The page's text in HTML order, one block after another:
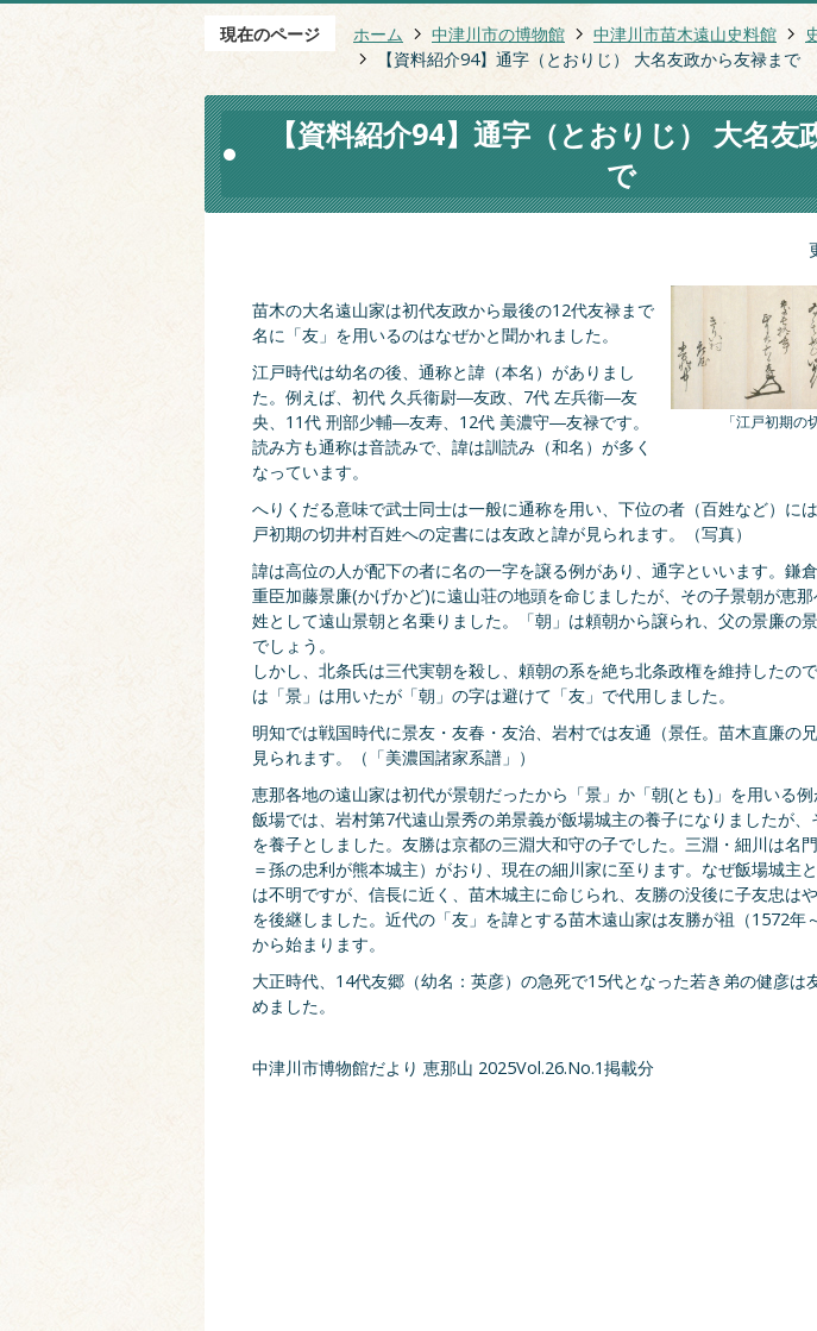
現在のページ ホーム 中津川市の博物館 中津川市苗木遠山史料館
【資料紹介94】通字（とおりじ） 大名友政から友禄まで
【資料紹介94】通字（とおりじ） 大名友
で
「江戸初期の
苗木の大名遠山家は初代友政から最後の12代友禄まで
名に「友」を用いるのはなぜかと聞かれました。
江戸時代は幼名の後、通称と諱（本名）がありまし
た。例えば、初代 久兵衞尉―友政、7代 左兵衞―友
央、11代 刑部少輔―友寿、12代 美濃守―友禄です。
読み方も通称は音読みで、諱は訓読み（和名）が多く
なっています。
へりくだる意味で武士同士は一般に通称を用い、下位の者（百姓など）に
戸初期の切井村百姓への定書には友政と諱が見られます。（写真）
諱は高位の人が配下の者に名の一字を譲る例があり、通字といいます。鎌
重臣加藤景廉(かげかど)に遠山荘の地頭を命じましたが、その子景朝が恵
姓として遠山景朝と名乗りました。「朝」は頼朝から譲られ、父の景廉の
でしょう。
しかし、北条氏は三代実朝を殺し、頼朝の系を絶ち北条政権を維持したの
は「景」は用いたが「朝」の字は避けて「友」で代用しました。
明知では戦国時代に景友・友春・友治、岩村では友通（景任。苗木直廉の
見られます。（「美濃国諸家系譜」）
恵那各地の遠山家は初代が景朝だったから「景」か「朝(とも)」を用いる例
飯場では、岩村第7代遠山景秀の弟景義が飯場城主の養子になりましたが
を養子としました。友勝は京都の三淵大和守の子でした。三淵・細川は名
＝孫の忠利が熊本城主）がおり、現在の細川家に至ります。なぜ飯場城主
は不明ですが、信長に近く、苗木城主に命じられ、友勝の没後に子友忠は
を後継しました。近代の「友」を諱とする苗木遠山家は友勝が祖（1572年
から始まります。
大正時代、14代友郷（幼名：英彦）の急死で15代となった若き弟の健彦は
めました。
中津川市博物館だより 恵那山 2025Vol.26.No.1掲載分